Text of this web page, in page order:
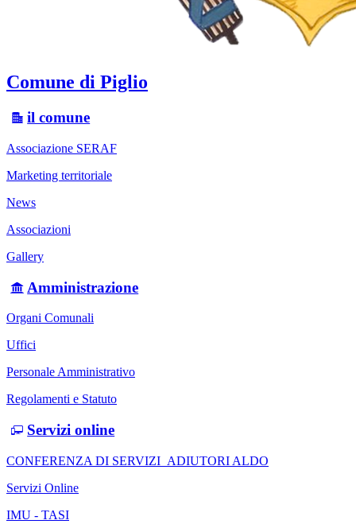
Comune di Piglio
il comune
Associazione SERAF
Marketing territoriale
News
Associazioni
Gallery
Amministrazione
Organi Comunali
Uffici
Personale Amministrativo
Regolamenti e Statuto
Servizi online
CONFERENZA DI SERVIZI_ADIUTORI ALDO
Servizi Online
IMU - TASI